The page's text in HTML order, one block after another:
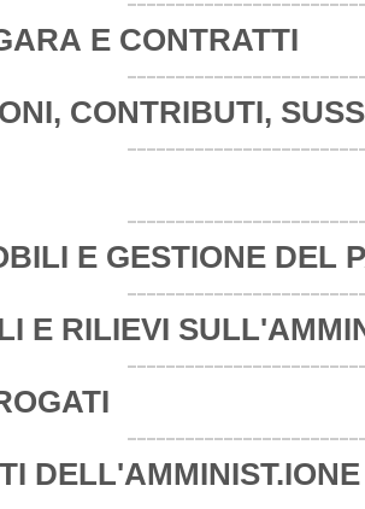
E CONTRATTI
CONTRIBUTI,
E GESTIONE DEL
E RILIEVI
DELL'AMMINIST.IONE